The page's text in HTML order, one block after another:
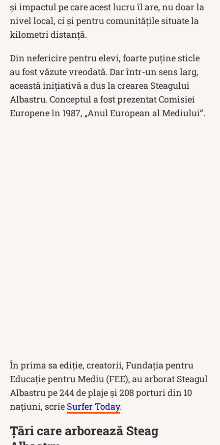
și impactul pe care acest lucru îl are, nu doar la
nivel local, ci și pentru comunitățile situate la
kilometri distanță.
Din nefericire pentru elevi, foarte puține sticle
au fost văzute vreodată. Dar într-un sens larg,
această inițiativă a dus la crearea Steagului
Albastru. Conceptul a fost prezentat Comisiei
Europene în 1987, „Anul European al Mediului”.
În prima sa ediție, creatorii, Fundația pentru
Educație pentru Mediu (FEE), au arborat Steagul
Albastru pe 244 de plaje și 208 porturi din 10
națiuni, scrie Surfer Today.
Țări care arborează Steag